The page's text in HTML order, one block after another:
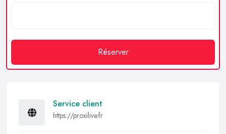
Réserver
Service client
https://proxilive.fr